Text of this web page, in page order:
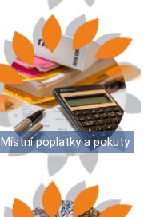
Místní poplatky a pokuty